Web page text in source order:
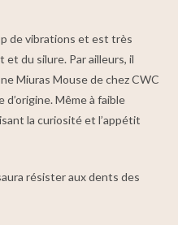
de vibrations et est très
du silure. Par ailleurs, il
Miuras Mouse de chez CWC
Même à faible
la curiosité et l’appétit
résister aux dents des